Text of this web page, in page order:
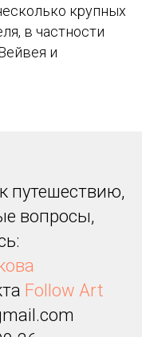
крупных
в частности
и
путешествию,
вопросы,
Follow Art